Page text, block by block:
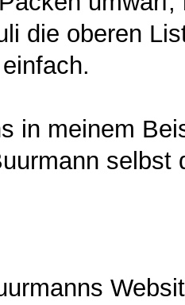
die oberen
in meinem
selbst